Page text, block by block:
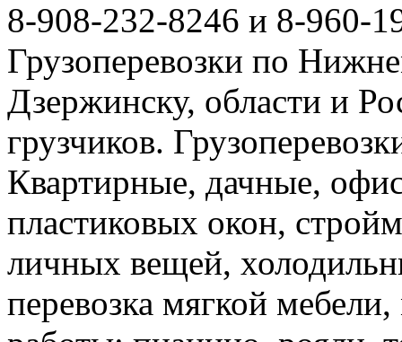
8-908-232-8246 и 8-960-
Грузоперевозки по
Дзержинску, области и
грузчиков.
Квартирные, дачные,
пластиковых окон,
личных вещей,
перевозка мягкой